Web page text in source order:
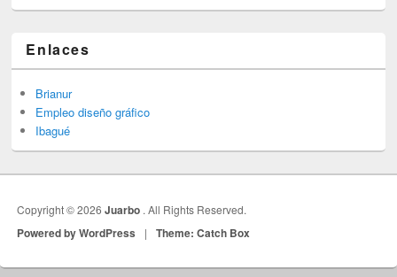
Enlaces
Brianur
Empleo diseño gráfico
Ibagué
Copyright © 2026Juarbo . All Rights Reserved.
Powered by WordPress | Theme: Catch Box